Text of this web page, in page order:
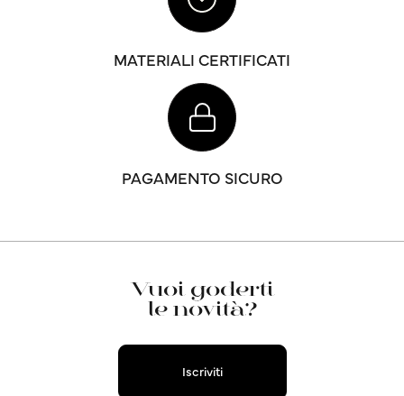
MATERIALI CERTIFICATI
PAGAMENTO SICURO
Vuoi goderti
le novità?
Iscriviti